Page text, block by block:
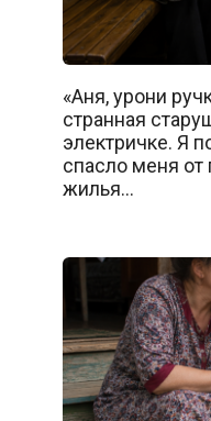
«Аня, урони
странная
электричке. Я
спасло меня от
жилья…